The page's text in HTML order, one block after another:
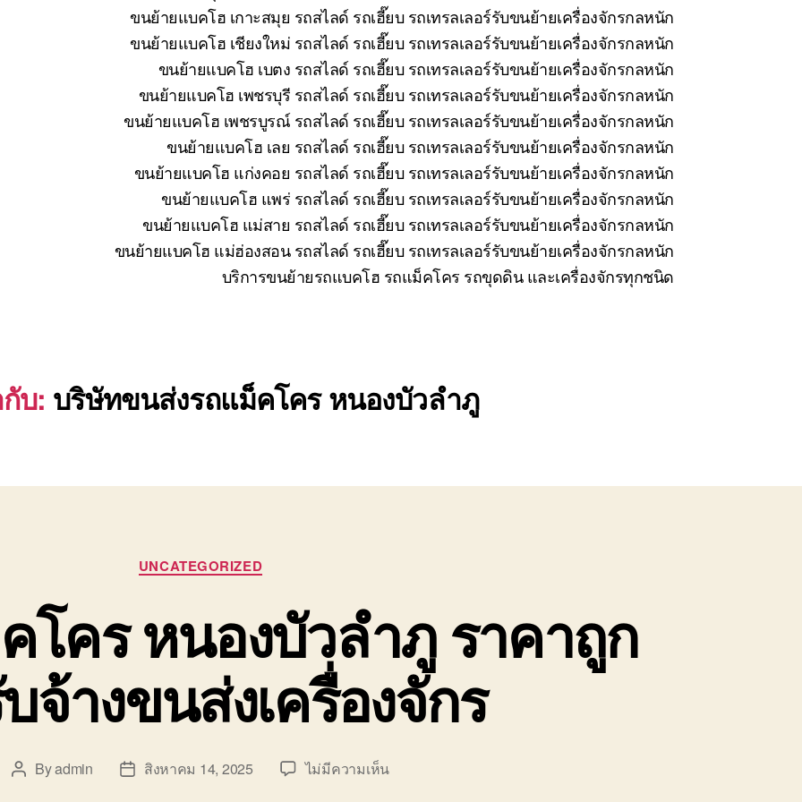
ขนย้ายแบคโฮ เกาะสมุย รถสไลด์ รถเฮี๊ยบ รถเทรลเลอร์รับขนย้ายเครื่องจักรกลหนัก
ขนย้ายแบคโฮ เชียงใหม่ รถสไลด์ รถเฮี๊ยบ รถเทรลเลอร์รับขนย้ายเครื่องจักรกลหนัก
ขนย้ายแบคโฮ เบตง รถสไลด์ รถเฮี๊ยบ รถเทรลเลอร์รับขนย้ายเครื่องจักรกลหนัก
ขนย้ายแบคโฮ เพชรบุรี รถสไลด์ รถเฮี๊ยบ รถเทรลเลอร์รับขนย้ายเครื่องจักรกลหนัก
ขนย้ายแบคโฮ เพชรบูรณ์ รถสไลด์ รถเฮี๊ยบ รถเทรลเลอร์รับขนย้ายเครื่องจักรกลหนัก
ขนย้ายแบคโฮ เลย รถสไลด์ รถเฮี๊ยบ รถเทรลเลอร์รับขนย้ายเครื่องจักรกลหนัก
ขนย้ายแบคโฮ แก่งคอย รถสไลด์ รถเฮี๊ยบ รถเทรลเลอร์รับขนย้ายเครื่องจักรกลหนัก
ขนย้ายแบคโฮ แพร่ รถสไลด์ รถเฮี๊ยบ รถเทรลเลอร์รับขนย้ายเครื่องจักรกลหนัก
ขนย้ายแบคโฮ แม่สาย รถสไลด์ รถเฮี๊ยบ รถเทรลเลอร์รับขนย้ายเครื่องจักรกลหนัก
ขนย้ายแบคโฮ แม่ฮ่องสอน รถสไลด์ รถเฮี๊ยบ รถเทรลเลอร์รับขนย้ายเครื่องจักรกลหนัก
บริการขนย้ายรถแบคโฮ รถแม็คโคร รถขุดดิน และเครื่องจักรทุกชนิด
บ: บริษัทขนส่งรถแม็คโคร หนองบัวลำภู
Categories
UNCATEGORIZED
โคร หนองบัวลำภู ราคาถูก
จ้างขนส่งเครื่องจักร
PostByadmin
Postสิงหาคม 14, 2025 ไม่มีความเห็นบน